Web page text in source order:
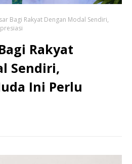
Bagi Rakyat Dengan Modal Sendiri,
Rakyat
Sendiri,
Ini Perlu